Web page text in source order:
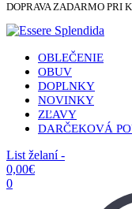
DOPRAVA ZADARMO PRI
OBLEČENIE
OBUV
DOPLNKY
NOVINKY
ZĽAVY
DARČEKOVÁ
List želaní -
0,00€
0